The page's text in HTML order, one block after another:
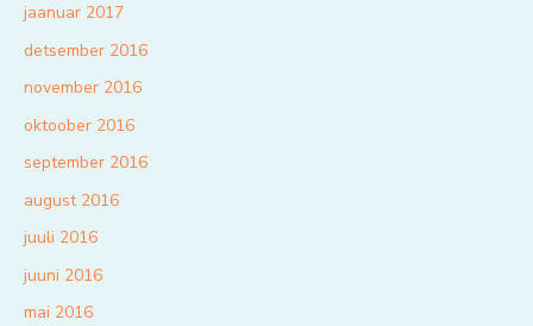
jaanuar 2017
detsember 2016
november 2016
oktoober 2016
september 2016
august 2016
juuli 2016
juuni 2016
mai 2016